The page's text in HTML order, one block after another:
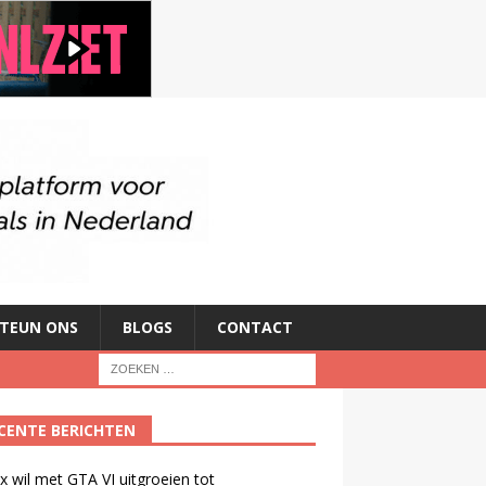
ONS BLOGS CONTACT
BERICHTEN
wil met GTA VI uitgroeien tot